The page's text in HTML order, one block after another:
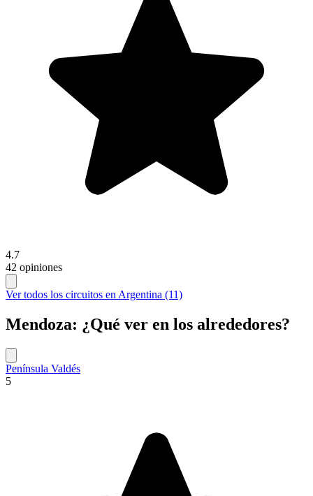
4.7
42 opiniones
Ver todos los circuitos en Argentina (11)
Mendoza: ¿Qué ver en los alrededores?
Península Valdés
5